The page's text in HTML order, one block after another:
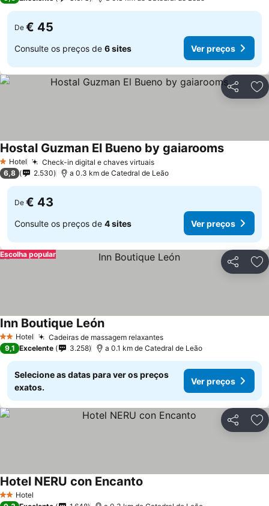
De € 45
Consulte os preços de 6 sites Ver preços
Partilhar
1 Estrelas
Hotel Check-in digital e chaves virtuais
Hostal Guzman El Bueno by gaiarooms
6,8 2.530 a 0.3 km de Catedral de Leão
De € 43
Consulte os preços de 4 sites Ver preços
Partilhar
Escolha popular
2 Estrelas
Hotel Cadeiras de massagem relaxantes
Inn Boutique León
9,1 Excelente 3.258 a 0.1 km de Catedral de Leão
Selecione as datas para ver os preços
exatos.
Ver preços
Partilhar
2 Estrelas
Hotel
Hotel NERU con Encanto